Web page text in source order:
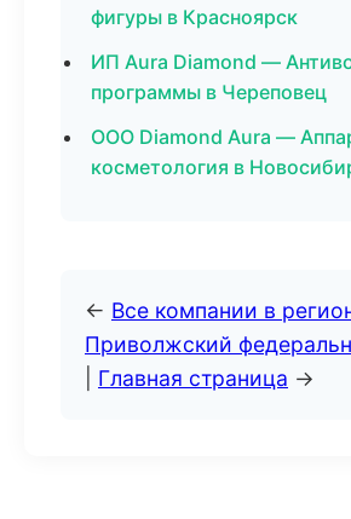
фигуры в Красноярск
ИП Aura Diamond —
программы в Череповец
ООО Diamond Aura —
косметология в
← Все компании в
Приволжский
Главная страница →